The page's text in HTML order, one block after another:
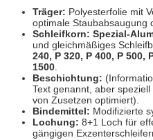
Träger: Polyesterfolie mit
optimale Staubabsaugung
Schleifkorn: Spezial-
und gleichmäßiges
240, P 320, P 400, P 500,
1500
Beschichtung:
Text genannt, aber
von Zusetzen optimiert).
Bindemittel: Modifizierte
Lochung: 8+1 Loch für
gängigen